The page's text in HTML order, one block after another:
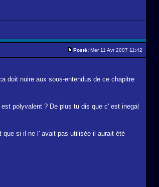
Posté: Mer 11 Avr 2007 11:42
doit nuire aux sous-entendus de ce chapitre
polyvalent ? De plus tu dis que c' est inegal
que si il ne l' avait pas utilisée il aurait été